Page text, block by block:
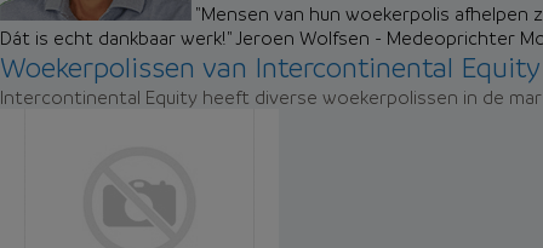
"Mensen van hun woekerpolis
Dát is echt dankbaar werk!"Jeroen Wolfsen - Medeoprichter
Woekerpolissen van Intercontinental Equity
Intercontinental Equity heeft diverse woekerpolissen in de